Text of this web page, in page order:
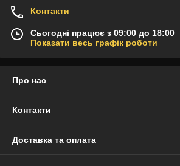
Контакти
Сьогодні працює з 09:00 до 18:00
Показати весь графік роботи
Про нас
Контакти
Доставка та оплата